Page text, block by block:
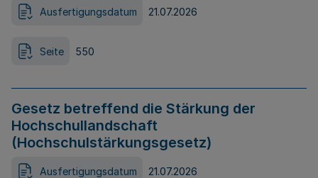
Ausfertigungsdatum 21.07.2026
Seite 550
Gesetz betreffend die Stärkung der
Hochschullandschaft
(Hochschulstärkungsgesetz)
Ausfertigungsdatum 21.07.2026